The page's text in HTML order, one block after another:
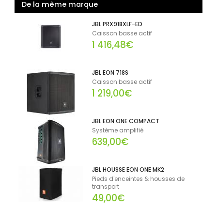
De la même marque
JBL PRX918XLF-ED
Caisson basse actif
1 416,48€
JBL EON 718S
Caisson basse actif
1 219,00€
JBL EON ONE COMPACT
Système amplifié
639,00€
JBL HOUSSE EON ONE MK2
Pieds d'enceintes & housses de
transport
49,00€